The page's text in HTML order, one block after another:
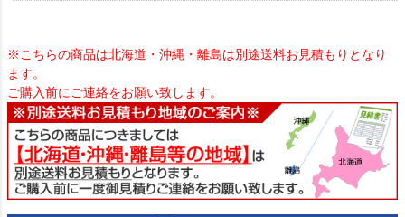
※こちらの商品は北海道・沖縄・離島は別途送料お見積もりとなり
ます。
ご購入前にご連絡をお願い致します。